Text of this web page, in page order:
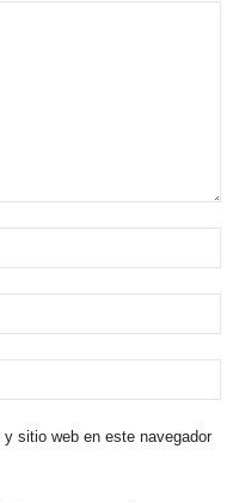
sitio web en este navegador